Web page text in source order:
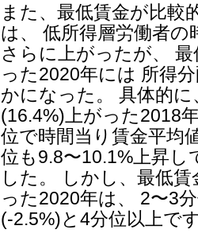
また、最低賃金が比較
は、 低所得層労働者
さらに上がったが、
った2020年には 所得
かになった。 具体的
(16.4%)上がった2018
位で時間当り賃金平均
位も9.8〜10.1%上昇し
した。 しかし、最低
った2020年は、 2〜3
(-2.5%)と4分位以上で